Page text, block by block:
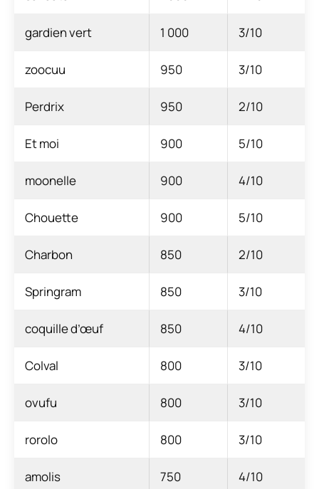
gardien vert 1 000 3/10
zoocuu 950 3/10
Perdrix 950 2/10
Et moi 900 5/10
moonelle 900 4/10
Chouette 900 5/10
Charbon 850 2/10
Springram 850 3/10
coquille d’œuf 850 4/10
Colval 800 3/10
ovufu 800 3/10
rorolo 800 3/10
amolis 750 4/10